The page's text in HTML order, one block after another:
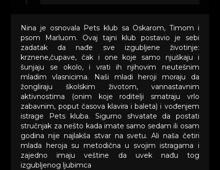
Nina je osnovala Pets klub sa Oskarom, Timom i
psom Marluom. Ovaj tajni klub postavio je sebi
zadatak da nađe sve izgubljene životinje:
krznene,čupave, čak i one koje samo njuškaju i
šunjaju se okolo, i vrati ih njihovim neutešnim
mladim vlasnicima. Naši mladi heroji moraju da
žongliraju školskim životom, vannastavnim
aktivnostima (onim koje roditelji smatraju vrlo
zabavnim, poput časova klavira i baleta) i vođenjem
istrage Pets kluba. Sigurno shvatate da postati
stručnjak za nešto kada imate samo sedam ili osam
godina nije najlakša stvar na svetu. Ali naša četiri
mlada heroja su metodična u svojim istragama i
zajedno imaju veštine da uvek nađu tog
izgubljenog ljubimca